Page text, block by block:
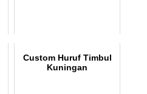
Custom Huruf Timbul
Kuningan